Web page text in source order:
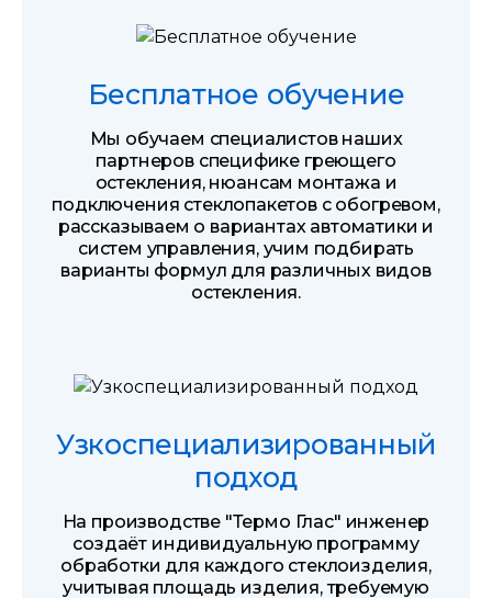
Бесплатное обучение
Мы обучаем специалистов наших
партнеров специфике греющего
остекления, нюансам монтажа и
подключения стеклопакетов с обогревом,
рассказываем о вариантах автоматики и
систем управления, учим подбирать
варианты формул для различных видов
остекления.
Узкоспециализированный
подход
На производстве "Термо Глас" инженер
создаёт индивидуальную программу
обработки для каждого стеклоизделия,
учитывая площадь изделия, требуемую